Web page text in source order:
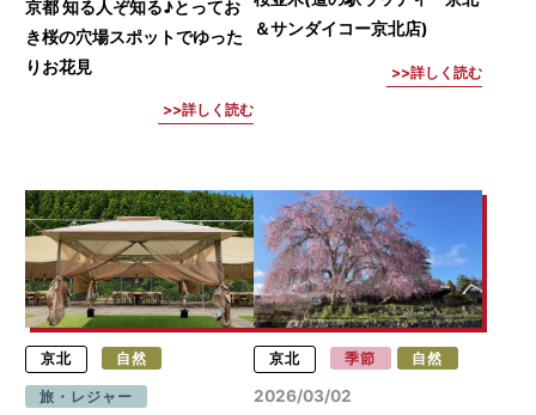
京都 知る人ぞ知る♪とってお
き桜の穴場スポットでゆった
りお花見
詳しく読む
＆サンダイコー京北店)
詳しく読む
京北 自然
旅・レジャー
京北 季節 自然
2026/03/02